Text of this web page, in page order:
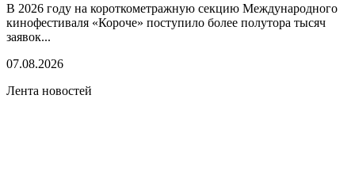
В 2026 году на короткометражную секцию Международного
кинофестиваля «Короче» поступило более полутора тысяч
заявок...
07.08.2026
Лента новостей